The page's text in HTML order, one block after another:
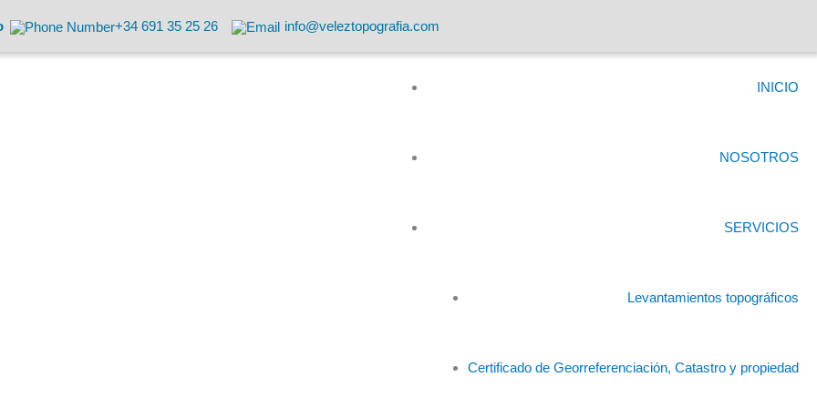
+34 691 35 25 26 info@veleztopografia.com
INICIO
NOSOTROS
SERVICIOS
Levantamientos topográficos
Certificado de Georreferenciación, Catastro y propiedad